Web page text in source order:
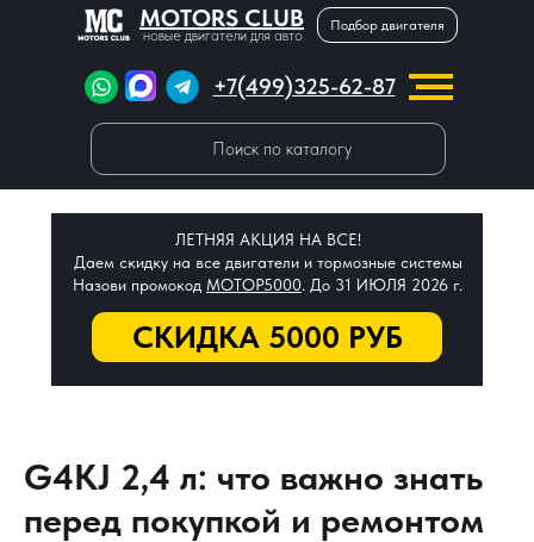
MOTORS CLUB
новые двигатели для авто
Подбор двигателя
+7(499)325-62-87
Поиск по каталогу
СКИДКА 5000 РУБ
ЛЕТНЯЯ АКЦИЯ НА ВСЕ!
Даем скидку на все двигатели и тормозные системы
Назови промокод МОТОР5000. До 31 ИЮЛЯ 2026 г.
G4KJ 2,4 л: что важно знать
перед покупкой и ремонтом